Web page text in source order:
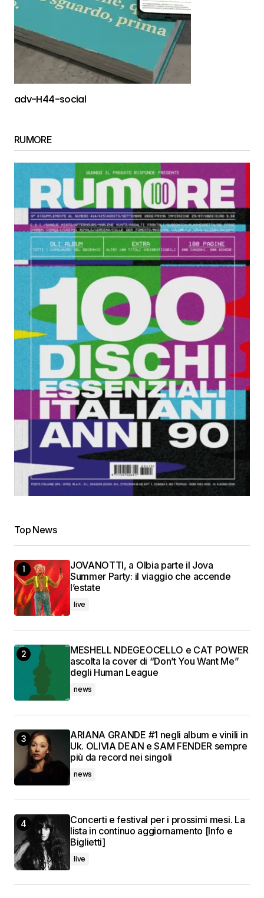
adv-H44-social
RUMORE
Top News
JOVANOTTI, a Olbia parte il Jova
Summer Party: il viaggio che accende
l’estate
live
MESHELL NDEGEOCELLO e CAT POWER
ascolta la cover di “Don’t You Want Me”
degli Human League
news
ARIANA GRANDE #1 negli album e vinili in
Uk. OLIVIA DEAN e SAM FENDER sempre
più da record nei singoli
news
Concerti e festival per i prossimi mesi. La
lista in continuo aggiornamento [Info e
Biglietti]
live